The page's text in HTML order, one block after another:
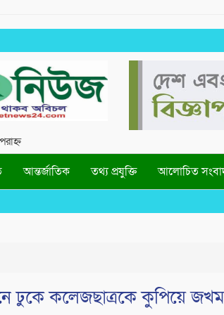
আন্তর্জাতিক তথ্য প্রযুক্তি আলোচিত
ঢুকে কলেজছাত্রকে কুপিয়ে জখম